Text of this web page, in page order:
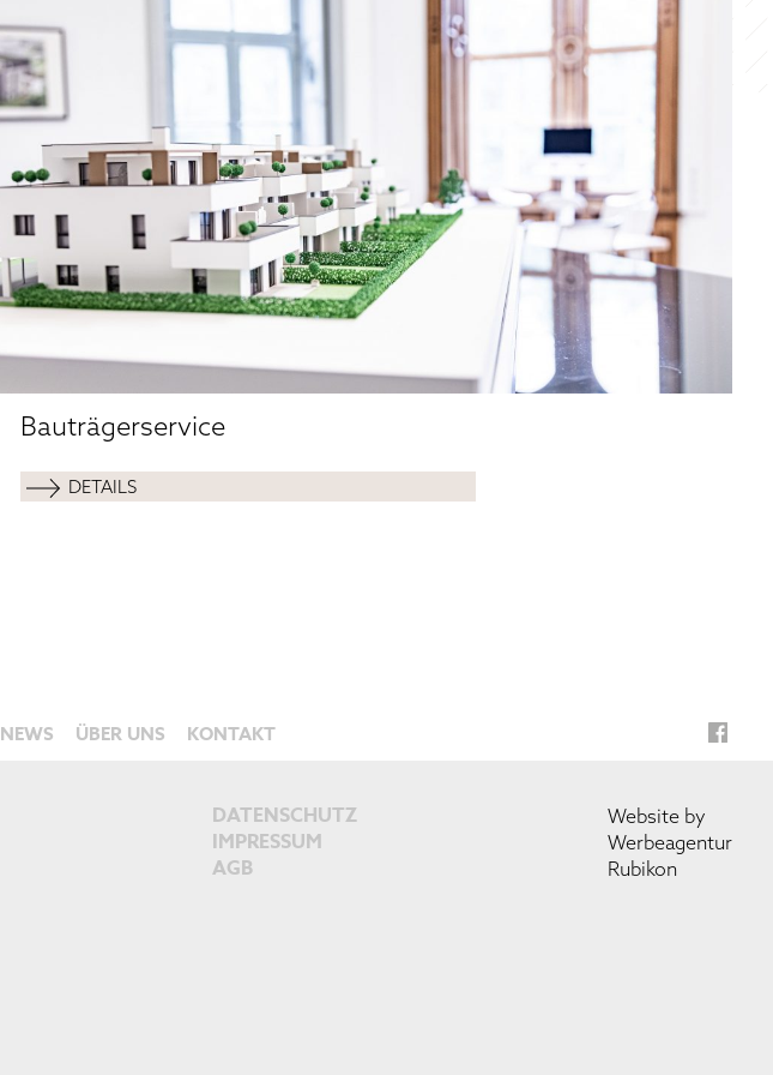
Bauträgerservice
DETAILS
NEWS ÜBER UNS KONTAKT
DATENSCHUTZ
IMPRESSUM
AGB
Website by
Werbeagentur
Rubikon